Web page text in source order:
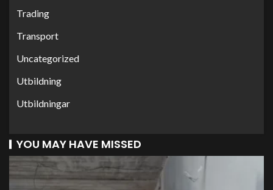
Trading
Transport
Uncategorized
Utbildning
Utbildningar
YOU MAY HAVE MISSED